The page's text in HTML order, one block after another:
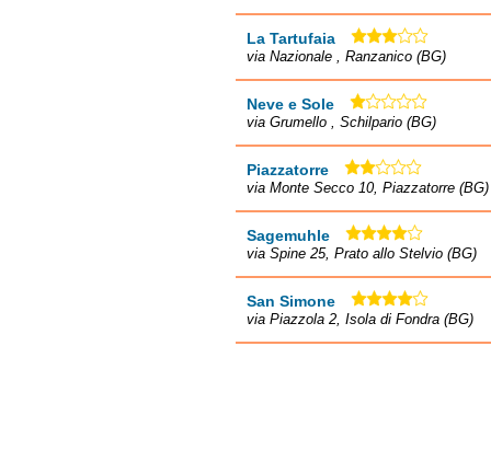
La Tartufaia
via Nazionale , Ranzanico (BG)
Neve e Sole
via Grumello , Schilpario (BG)
Piazzatorre
via Monte Secco 10, Piazzatorre (BG)
Sagemuhle
via Spine 25, Prato allo Stelvio (BG)
San Simone
via Piazzola 2, Isola di Fondra (BG)